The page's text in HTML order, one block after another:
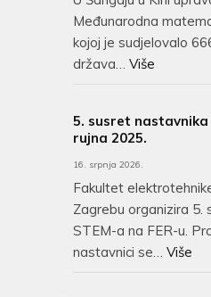
Međunarodna
kojoj je sudjelovalo
država…Više
5. susret nastavnika
rujna 2025.
16. srpnja 2026.
Fakultet
Zagrebu organizira 5.
STEM-a na FER-u.
nastavnici se…Više